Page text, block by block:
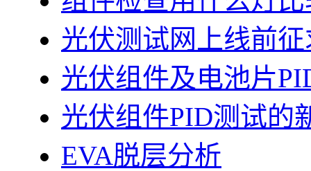
光伏测试网上线前
光伏组件及电池片
光伏组件PID测试的
EVA脱层分析